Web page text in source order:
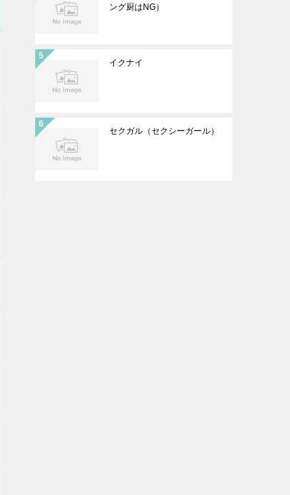
ング厨はNG）
イクナイ
セクガル（セクシーガール）